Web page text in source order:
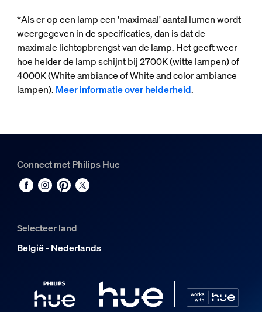
*Als er op een lamp een 'maximaal' aantal lumen wordt
weergegeven in de specificaties, dan is dat de
maximale lichtopbrengst van de lamp. Het geeft weer
hoe helder de lamp schijnt bij 2700K (witte lampen) of
4000K (White ambiance of White and color ambiance
lampen). Meer informatie over helderheid.
Connect met Philips Hue
Selecteer land
België - Nederlands